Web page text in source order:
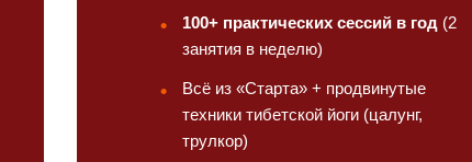
100+ практических сессий в год (2
занятия в неделю)
Всё из «Старта» + продвинутые
техники тибетской йоги (цалунг,
трулкор)